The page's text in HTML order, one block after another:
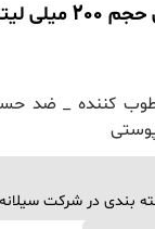
لیتر
کننده _ ضد
بندی در شرکت